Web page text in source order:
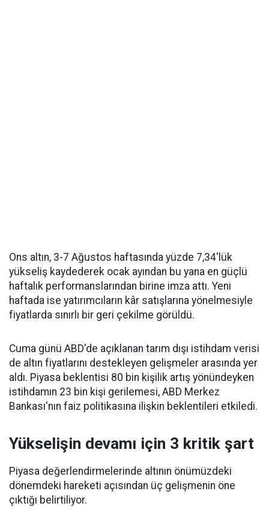
Ons altın, 3-7 Ağustos haftasında yüzde 7,34'lük
yükseliş kaydederek ocak ayından bu yana en güçlü
haftalık performanslarından birine imza attı. Yeni
haftada ise yatırımcıların kâr satışlarına yönelmesiyle
fiyatlarda sınırlı bir geri çekilme görüldü.
Cuma günü ABD'de açıklanan tarım dışı istihdam verisi
de altın fiyatlarını destekleyen gelişmeler arasında yer
aldı. Piyasa beklentisi 80 bin kişilik artış yönündeyken
istihdamın 23 bin kişi gerilemesi, ABD Merkez
Bankası'nın faiz politikasına ilişkin beklentileri etkiledi.
Yükselişin devamı için 3 kritik şart
Piyasa değerlendirmelerinde altının önümüzdeki
dönemdeki hareketi açısından üç gelişmenin öne
çıktığı belirtiliyor.